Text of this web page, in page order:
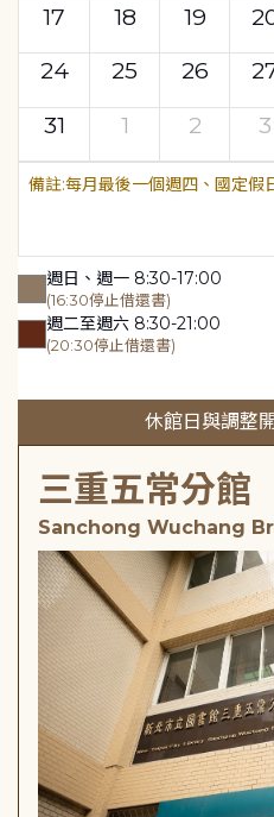
17
18 19
24
25 26
31
1 2 3
每月最後一個週四、國定假
週日、週一 8:30-17:00
(16:30停止借還書)
週二至週六 8:30-21:00
(20:30停止借還書)
休館日與調整
三重五常分館
Sanchong Wuchang